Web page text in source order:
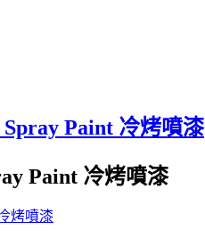
Paint 冷烤噴漆
Paint 冷烤噴漆